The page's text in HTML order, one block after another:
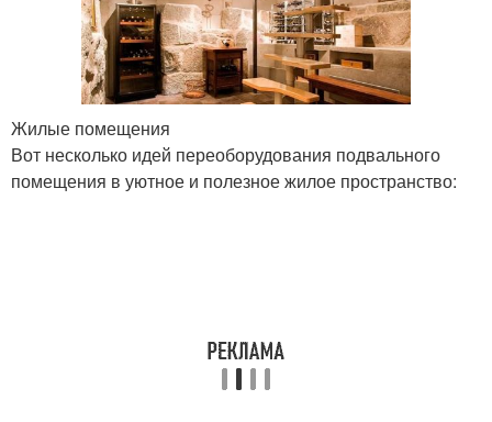
Жилые помещения
Вот несколько идей переоборудования подвального
помещения в уютное и полезное жилое пространство: